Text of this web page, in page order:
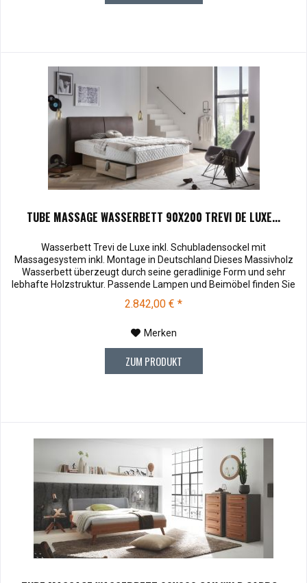
TUBE MASSAGE WASSERBETT 90X200 TREVI DE LUXE...
Wasserbett Trevi de Luxe inkl. Schubladensockel mit
Massagesystem inkl. Montage in Deutschland Dieses Massivholz
Wasserbett überzeugt durch seine geradlinige Form und sehr
lebhafte Holzstruktur. Passende Lampen und Beimöbel finden Sie
unter Zubehör . Muster können vor dem Kauf für € 10,00 zu Ihnen
versendet werden. Bei Rücksendung werden Ihnen die 10,00 €
2.842,00 € *
Merken
ZUM PRODUKT